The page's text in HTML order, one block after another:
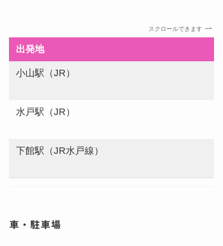
スクロールできます
出発地
小山駅（JR）
水戸駅（JR）
下館駅（JR水戸線）
車・駐車場